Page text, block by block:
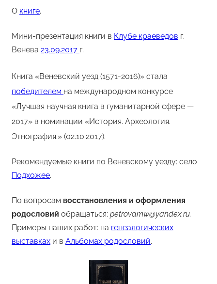
О книге.
Мини-презентация книги в Клубе краеведов г.
Венева 23.09.2017 г.
Книга «Веневский уезд (1571-2016)» стала
победителем на международном конкурсе
«Лучшая научная книга в гуманитарной сфере —
2017» в номинации «История. Археология.
Этнография.» (02.10.2017).
Рекомендуемые книги по Веневскому уезду: село
Подхожее.
По вопросам восстановления и оформления
родословий обращаться: petrovamw@yandex.ru.
Примеры наших работ: на генеалогических
выставках и в Альбомах родословий.